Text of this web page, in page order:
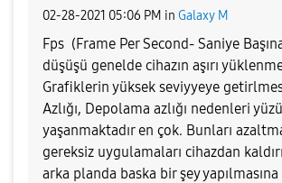
‎02-28-2021 05:06 PM in Galaxy M
Fps (Frame Per Second- Saniye
düşüşü genelde cihazın aşırı
Grafiklerin yüksek seviyyeye
Azlığı, Depolama azlığı nedenleri
yaşanmaktadır en çok. Bunları
gereksiz uygulamaları cihazdan
arka planda baska bir şey